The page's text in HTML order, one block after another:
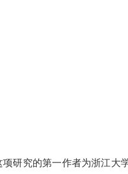
项研究的第一作者为浙江大